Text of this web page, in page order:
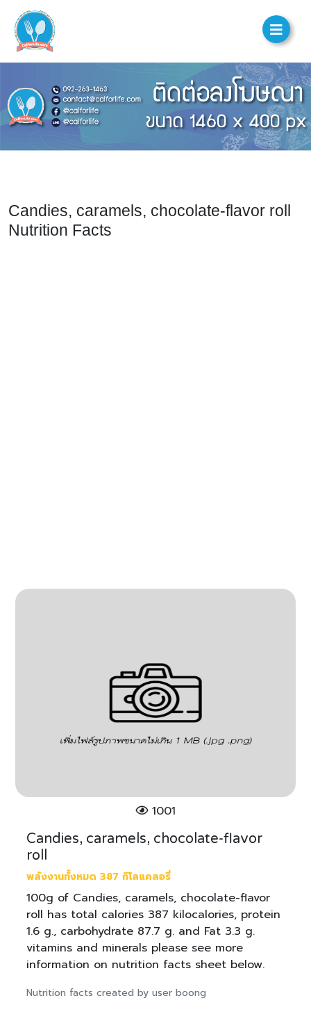
Candies, caramels, chocolate-flavor roll
Nutrition Facts
1001
Candies, caramels, chocolate-flavor
roll
พลังงานทั้งหมด 387 กิโลแคลอรี่
100g of Candies, caramels, chocolate-flavor
roll has total calories 387 kilocalories, protein
1.6 g., carbohydrate 87.7 g. and Fat 3.3 g.
vitamins and minerals please see more
information on nutrition facts sheet below.
Nutrition facts created by user boong